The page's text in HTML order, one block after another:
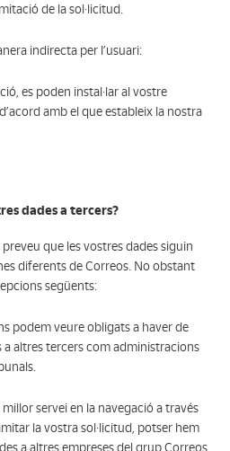
de la sol·licitud.
indirecta per l’usuari:
es poden instal·lar al vostre
amb el que estableix la nostra
dades a tercers?
que les vostres dades siguin
diferents de Correos. No obstant
següents:
podem veure obligats a haver de
altres tercers com administracions
servei en la navegació a través
la vostra sol·licitud, potser hem
a altres empreses del grup Correos